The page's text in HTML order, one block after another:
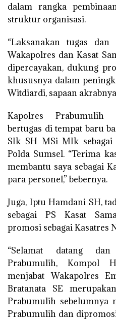
dalam rangka
struktur organisasi.
“Laksanakan tugas
Wakapolres dan Kasat
dipercayakan, dukung
khususnya dalam
Witdiardi, sapaan
Kapolres Prabumulih
bertugas di tempat baru
SIk SH MSi MIk
Polda Sumsel. “Terima
membantu saya sebagai
para personel,” bebernya.
Juga, Iptu Hamdani SH,
sebagai PS Kasat
promosi sebagai Kasatres
“Selamat datang
Prabumulih, Kompol
menjabat Wakapolres
Bratanata SE
Prabumulih sebelumnya
Prabumulih dan